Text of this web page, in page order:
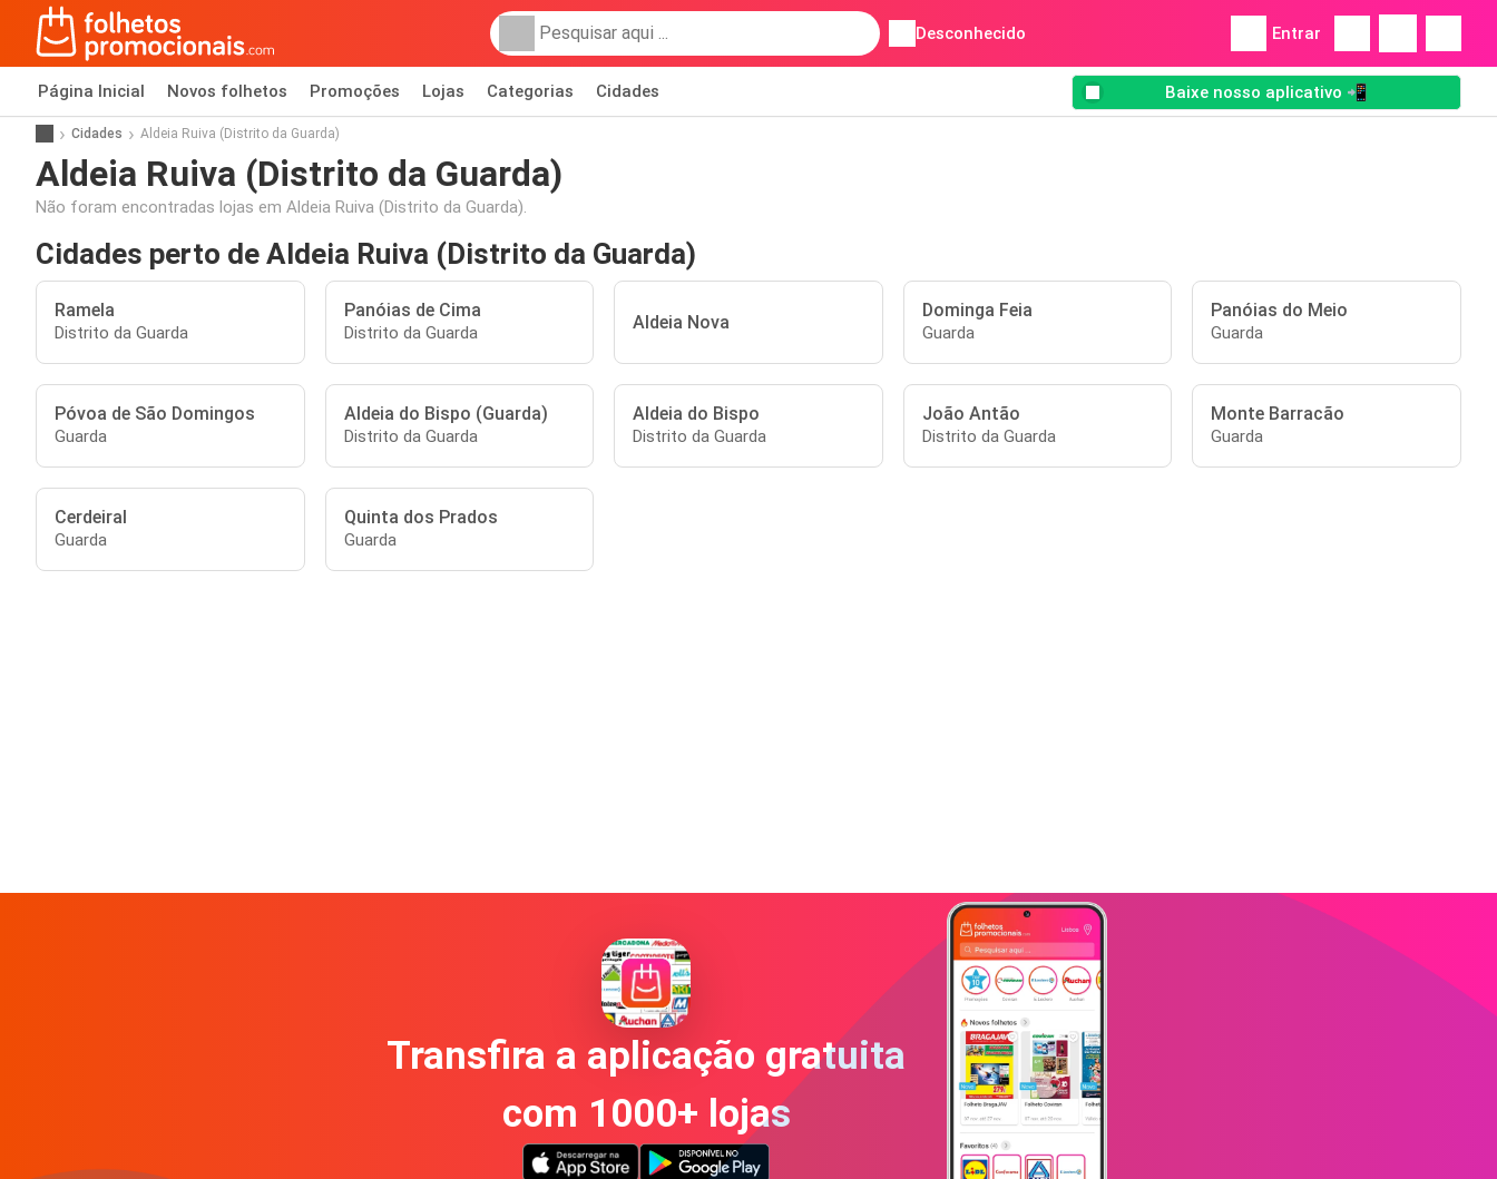
Desconhecido Entrar
Página Inicial Novos folhetos Promoções Lojas Categorias Cidades Baixe nosso aplicativo 📲
Cidades Aldeia Ruiva (Distrito da Guarda)
Aldeia Ruiva (Distrito da Guarda)
Não foram encontradas lojas em Aldeia Ruiva (Distrito da Guarda).
Cidades perto de Aldeia Ruiva (Distrito da Guarda)
Ramela
Distrito da Guarda
Panóias de Cima
Distrito da Guarda Aldeia Nova
Dominga Feia
Guarda
Panóias do Meio
Guarda
Póvoa de São Domingos
Guarda
Aldeia do Bispo (Guarda)
Distrito da Guarda
Aldeia do Bispo
Distrito da Guarda
João Antão
Distrito da Guarda
Monte Barracão
Guarda
Cerdeiral
Guarda
Quinta dos Prados
Guarda
Transfira a aplicação gratuita
com 1000+ lojas